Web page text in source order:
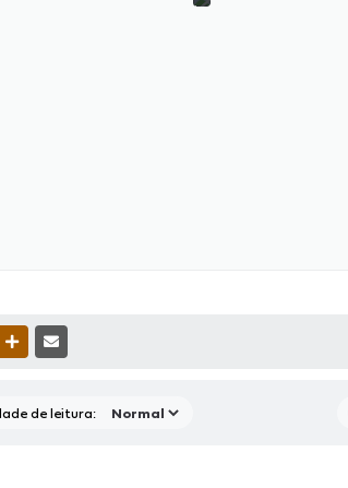
OUTRAS MÍDIAS
de leitura: